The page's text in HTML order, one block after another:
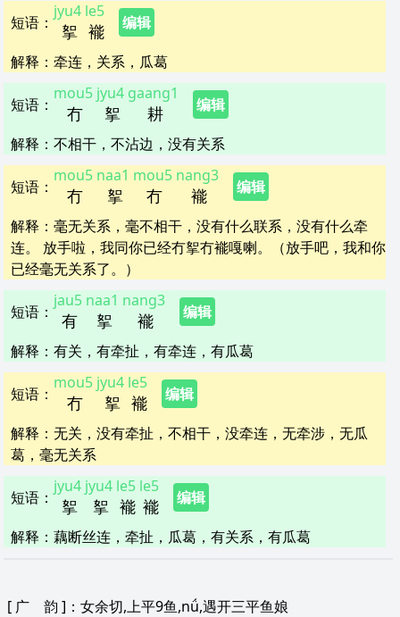
短语 ： 挐
jyu4
褦
le5
编辑
解释 ： 牵连，关系，瓜葛
短语 ： 冇
mou5
挐
jyu4
耕
gaang1
编辑
解释 ： 不相干，不沾边，没有关系
短语 ： 冇
mou5
挐
naa1
冇
mou5
褦
nang3
编辑
解释 ： 毫无关系，毫不相干，没有什么联系，没有什么牵
连。 放手啦，我同你已经冇挐冇褦嘎喇。（放手吧，我和你
已经毫无关系了。）
短语 ： 有
jau5
挐
naa1
褦
nang3
编辑
解释 ： 有关，有牵扯，有牵连，有瓜葛
短语 ： 冇
mou5
挐
jyu4
褦
le5
编辑
解释 ： 无关，没有牵扯，不相干，没牵连，无牵涉，无瓜
葛，毫无关系
短语 ： 挐
jyu4
挐
jyu4
褦
le5
褦
le5
编辑
解释 ： 藕断丝连，牵扯，瓜葛，有关系，有瓜葛
[ 广 韵 ]：女余切,上平9鱼,nǘ,遇开三平鱼娘